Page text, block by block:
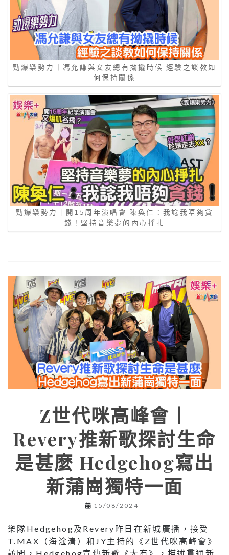
勁爆樂勢力丨馮允謙與女友總有拗撬時候 經驗之談教如
何保持關係
勁爆樂勢力｜開15周年演唱會 陳奐仁：我諗我唔夠貪
錢！堅持音樂夢的內心掙扎
Z世代咪高峰會丨
Revery推新歌探討生命
是甚麼 Hedgehog寫出
新蒲崗獨特一面
15/08/2024
樂隊Hedgehog及Revery昨日在新城廣播，接受
T.MAX（海淦清）和JY主持的《Z世代咪高峰會》